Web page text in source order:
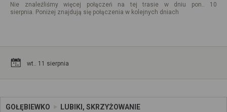
Nie znaleźliśmy więcej połączeń na tej trasie w dniu pon.. 10
sierpnia. Poniżej znajdują się połączenia w kolejnych dniach
wt.. 11 sierpnia
GOŁĘBIEWKO LUBIKI, SKRZYŻOWANIE